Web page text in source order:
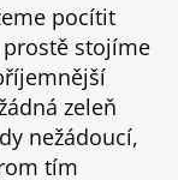
pocítit
stojíme
zeleň
nežádoucí,
tím